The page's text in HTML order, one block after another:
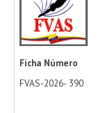
Ficha Número
FVAS-2026- 390